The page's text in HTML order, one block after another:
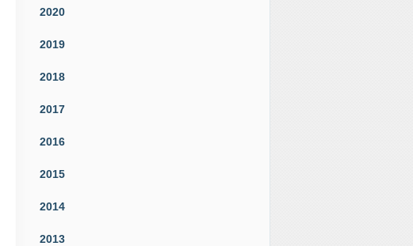
2020
2019
2018
2017
2016
2015
2014
2013